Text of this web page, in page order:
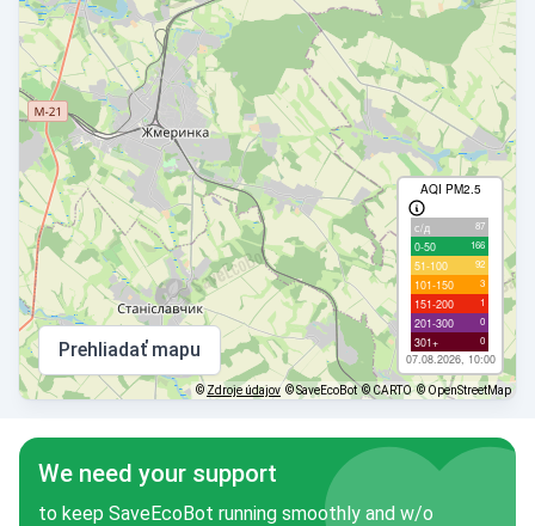
AQI PM2.5
с/д 87
0-50 166
51-100 92
101-150 3
151-200 1
201-300 0
301+ 0
07.08.2026, 10:00
Prehliadať mapu
©Zdroje údajov © SaveEcoBot © CARTO © OpenStreetMap
We need your support
to keep SaveEcoBot running smoothly and w/o